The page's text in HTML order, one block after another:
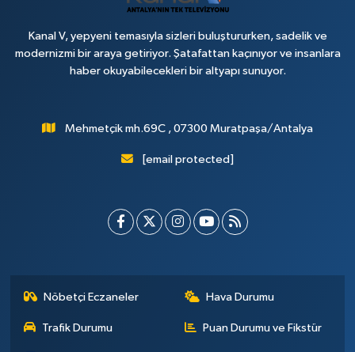
Kanal V, yepyeni temasıyla sizleri buluştururken, sadelik ve
modernizmi bir araya getiriyor. Şatafattan kaçınıyor ve insanlara
haber okuyabilecekleri bir altyapı sunuyor.
Mehmetçik mh.69C , 07300 Muratpaşa/Antalya
[email protected]
Nöbetçi Eczaneler Hava Durumu
Trafik Durumu Puan Durumu ve Fikstür